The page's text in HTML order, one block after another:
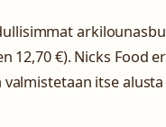
12,70 €). Nicks Food
itse